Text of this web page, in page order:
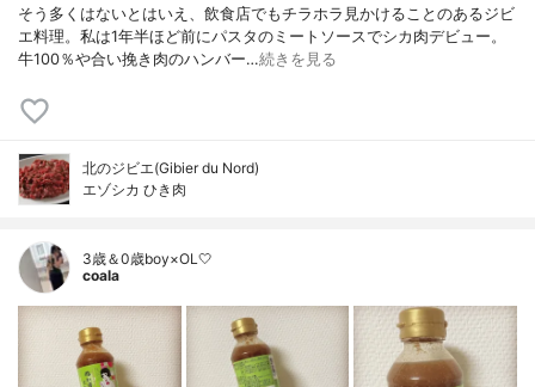
そう多くはないとはいえ、飲食店でもチラホラ見かけることのあるジビ
エ料理。私は1年半ほど前にパスタのミートソースでシカ肉デビュー。
牛100％や合い挽き肉のハンバー…続きを見る
北のジビエ(Gibier du Nord)
エゾシカ ひき肉
3歳＆0歳boy×OL🤍
coala